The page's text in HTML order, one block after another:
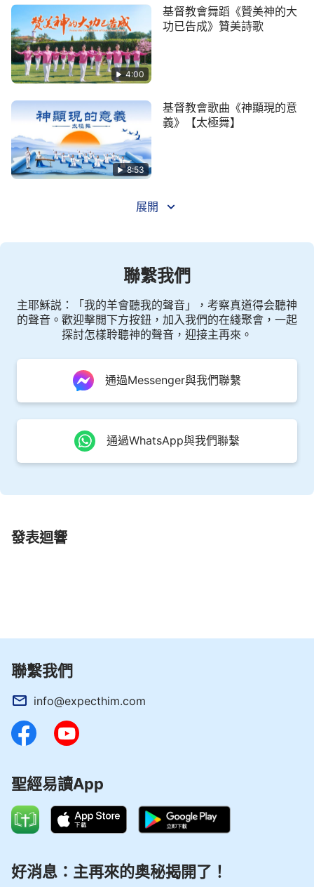
愛，
我們盡情地跳舞啊一起贊美神，永遠感謝贊美全
能神。
我們相聚在教會裏，聽神的話做誠實人，
吃喝神話交通真理，明白真理多亮堂。
是神愛把我們緊相連，
彼此敞開心扉交通，脱去詭詐欺騙，心靈誠實活
我們大聲地歌唱啊一起贊美神，神發聲説話拯救
我們盡情地跳舞啊一起贊美神，從神話中學會做
我們大聲地歌唱啊一起贊美神，抒發心中對神的
能神。
使我們蒙了保守，遠離了撒但的試探，
在神家中盡上本分，獻上自己一份，還報神的
我們大聲地歌唱啊一起贊美神，神發聲説話拯救
我們，
人。
我們大聲地歌唱啊一起贊美神，抒發心中對神的
我們盡情地跳舞啊一起贊美神，永遠感謝贊美全
4:00
基督教會舞蹈《贊美神的大
功已告成》贊美詩歌
8:53
基督教會歌曲《神顯現的意
義》【太極舞】
展開
聯繫我們
主耶穌説：「我的羊會聽我的聲音」，考察真道得会聽神
的聲音。歡迎擊閲下方按鈕，加入我們的在綫聚會，一起
探討怎樣聆聽神的聲音，迎接主再來。
通過Messenger與我們聯繫
通過WhatsApp與我們聯繫
發表迴響
聯繫我們
info@expecthim.com
聖經易讀App
好消息：主再來的奥秘揭開了！